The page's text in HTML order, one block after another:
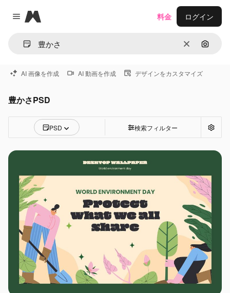
Close menu
Magnific
消去 画像で
料金 ログイン
AI 画像を作成 AI 動画を作成 デザインをカスタマイズ
豊かさPSD
PSD 検索フィルター